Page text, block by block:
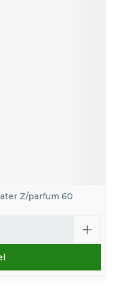
Z/parfum 60